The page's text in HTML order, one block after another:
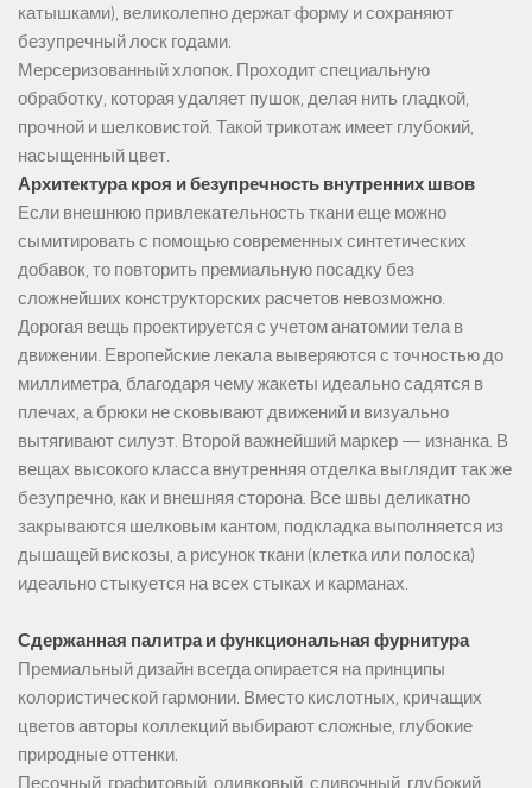
катышками), великолепно держат форму и сохраняют
безупречный лоск годами.
Мерсеризованный хлопок. Проходит специальную
обработку, которая удаляет пушок, делая нить гладкой,
прочной и шелковистой. Такой трикотаж имеет глубокий,
насыщенный цвет.
Архитектура кроя и безупречность внутренних швов
Если внешнюю привлекательность ткани еще можно
сымитировать с помощью современных синтетических
добавок, то повторить премиальную посадку без
сложнейших конструкторских расчетов невозможно.
Дорогая вещь проектируется с учетом анатомии тела в
движении. Европейские лекала выверяются с точностью до
миллиметра, благодаря чему жакеты идеально садятся в
плечах, а брюки не сковывают движений и визуально
вытягивают силуэт. Второй важнейший маркер — изнанка. В
вещах высокого класса внутренняя отделка выглядит так же
безупречно, как и внешняя сторона. Все швы деликатно
закрываются шелковым кантом, подкладка выполняется из
дышащей вискозы, а рисунок ткани (клетка или полоска)
идеально стыкуется на всех стыках и карманах.
Сдержанная палитра и функциональная фурнитура
Премиальный дизайн всегда опирается на принципы
колористической гармонии. Вместо кислотных, кричащих
цветов авторы коллекций выбирают сложные, глубокие
природные оттенки.
Песочный, графитовый, оливковый, сливочный, глубокий